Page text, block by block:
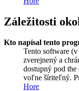
Záležitosti
Kto napísal tento
Tento software
zverejnený a
dostupný pod
voľne šíriteľný.
Hore